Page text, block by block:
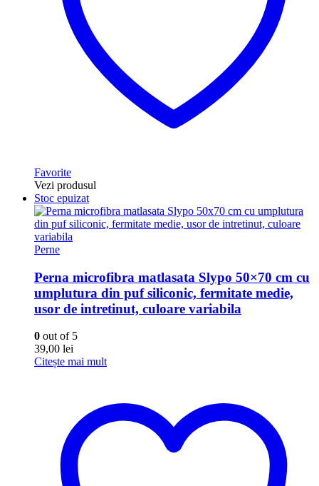
Favorite
Vezi produsul
Stoc epuizat
Perne
Perna microfibra matlasata Slypo 50×70 cm cu
umplutura din puf siliconic, fermitate medie,
usor de intretinut, culoare variabila
0 out of 5
39,00 lei
Citește mai mult